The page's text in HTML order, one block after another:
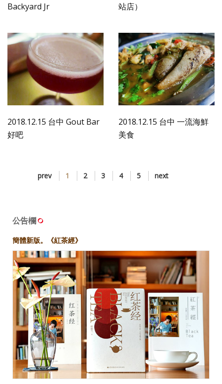
Backyard Jr
站店）
2018.12.15 台中 Gout Bar
好吧
2018.12.15 台中 一流海鮮
美食
prev 1 2 3 4 5 next
公告欄
簡體新版。《紅茶經》